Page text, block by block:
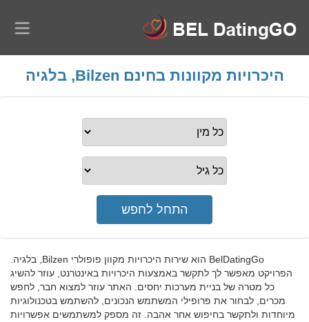
היכרויות מקוונות בחינם Bilzen, בלגיה
BelDatingGo הוא שירות היכרויות מקוון פופולרי Bilzen, בלגיה.
הפרויקט מאפשר לך לתקשר באמצעות היכרויות באינטרנט, עוזר להשיג
כל מטרה של בניית מערכות יחסים. האתר עוזר למצוא חבר, לחפש
מכרים, לבחור את פרופילי המשתמש הנכונים, להשתמש בטכנולוגיות
מיוחדות ולתקשר בחיפוש אחר אהבה. זה מספק למשתמשים אפשרויות